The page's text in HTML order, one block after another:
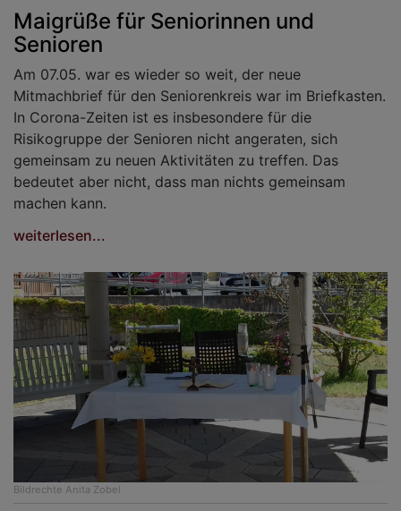
Maigrüße für Seniorinnen und
Senioren
Am 07.05. war es wieder so weit, der neue
Mitmachbrief für den Seniorenkreis war im Briefkasten.
In Corona-Zeiten ist es insbesondere für die
Risikogruppe der Senioren nicht angeraten, sich
gemeinsam zu neuen Aktivitäten zu treffen. Das
bedeutet aber nicht, dass man nichts gemeinsam
machen kann.
weiterlesen...
Bildrechte Anita Zobel